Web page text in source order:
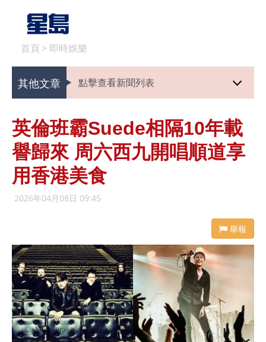
首頁 > 即時娛樂
其他文章 點擊查看新聞列表
英倫班霸Suede相隔10年載
譽歸來 周六西九開唱順道享
用香港美食
2026年04月08日 09:45
舉報